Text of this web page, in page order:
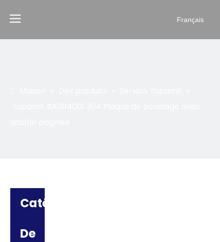
Français
Catégorie
De